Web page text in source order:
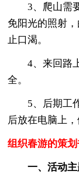
3、爬山需
免阳光的照射
止口渴。
4、来回路
全。
5、后期工
后放在电脑上
组织春游的策
一、活动主